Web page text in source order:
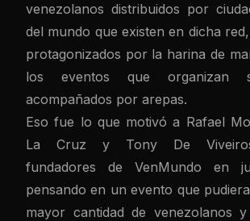
venezolanos distribuidos por
del mundo que existen en dicha
protagonizados por la harina de
los eventos que organizan
acompañados por arepas.
Eso fue lo que motivó a Rafael
La Cruz y Tony De
fundadores de VenMundo en
pensando en un evento que
mayor cantidad de venezolanos